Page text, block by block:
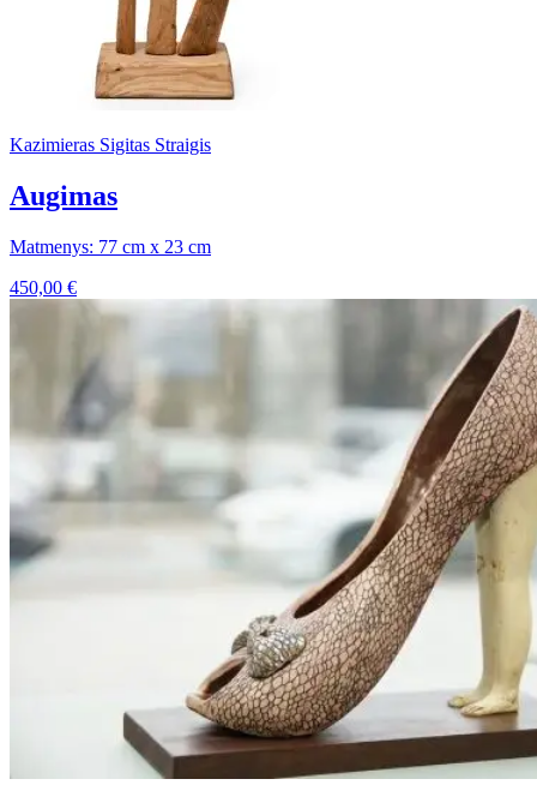
Kazimieras Sigitas Straigis
Augimas
Matmenys: 77 cm x 23 cm
450,00 €